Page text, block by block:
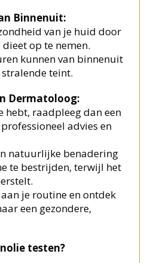
Binnenuit:
van je huid door
op te nemen.
kunnen van binnenuit
teint.
Dermatoloog:
hebt, raadpleeg dan een
advies en
natuurlijke benadering
te bestrijden, terwijl het
je routine en ontdek
een gezondere,
testen?